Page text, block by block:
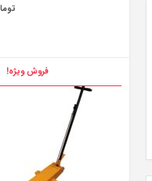
فروش ویژه!